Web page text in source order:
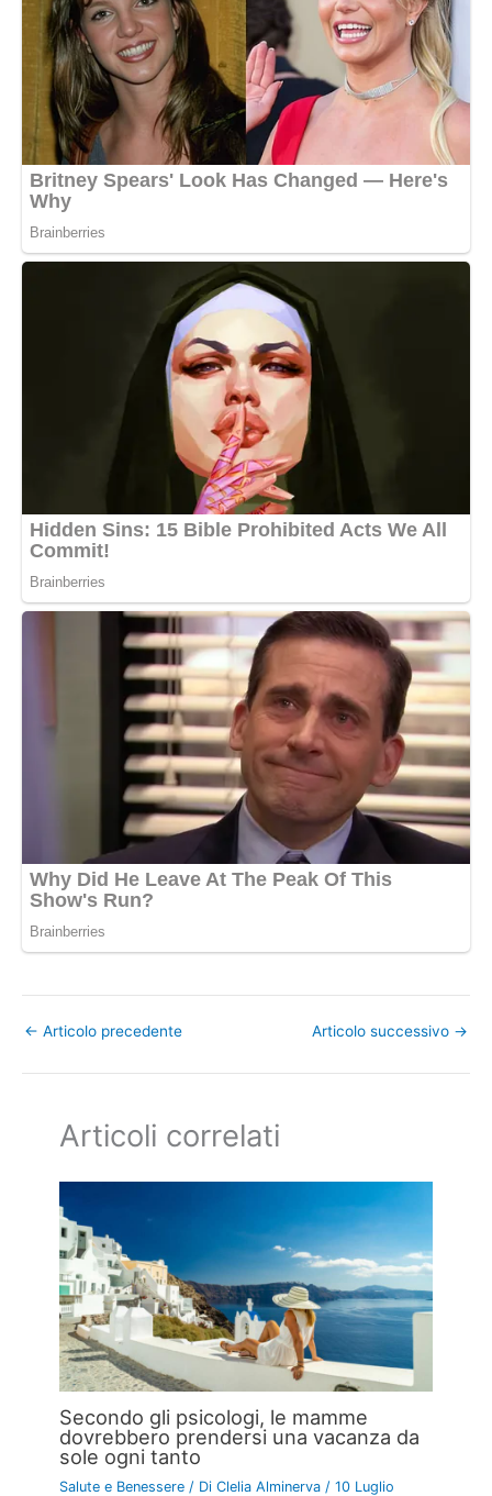
← Articolo precedente Articolo successivo →
Articoli correlati
Secondo gli psicologi, le mamme
dovrebbero prendersi una vacanza da
sole ogni tanto
Salute e Benessere / DiClelia Alminerva /10 Luglio